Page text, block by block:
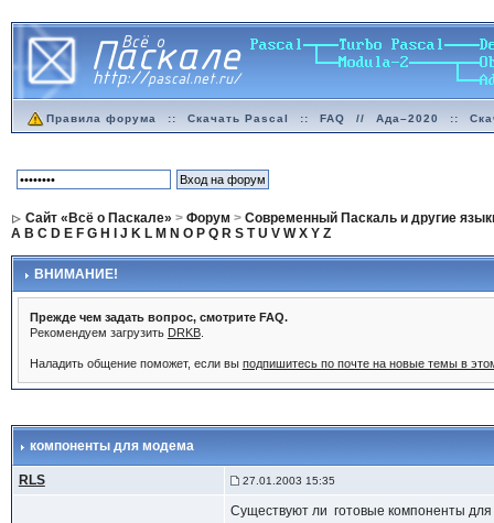
Правила форума :: Скачать Pascal :: FAQ // Ада–2020 ::
Сайт «Всё о Паскале» > Форум > Современный Паскаль и другие
A B C D E F G H J K L M N O P Q R S T U V W X Y Z
ВНИМАНИЕ!
Прежде чем задать вопрос, смотрите FAQ.
Рекомендуем загрузить DRKB.
Наладить общение поможет, если вы подпишитесь по почте на новые темы в
компоненты для модема
RLS 27.01.2003 15:35
Существуют ли готовые компоненты